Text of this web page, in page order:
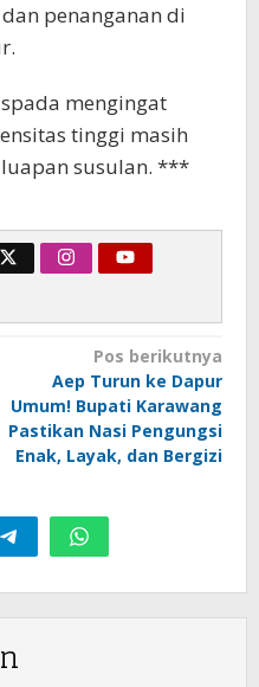
penanganan di
mengingat
tinggi masih
susulan. ***
Pos berikutnya
Aep Turun ke Dapur
Umum! Bupati Karawang
Pastikan Nasi Pengungsi
Enak, Layak, dan Bergizi